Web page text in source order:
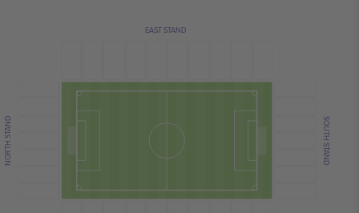
EAST STAND
SOUTH STAND
NORTH STAND